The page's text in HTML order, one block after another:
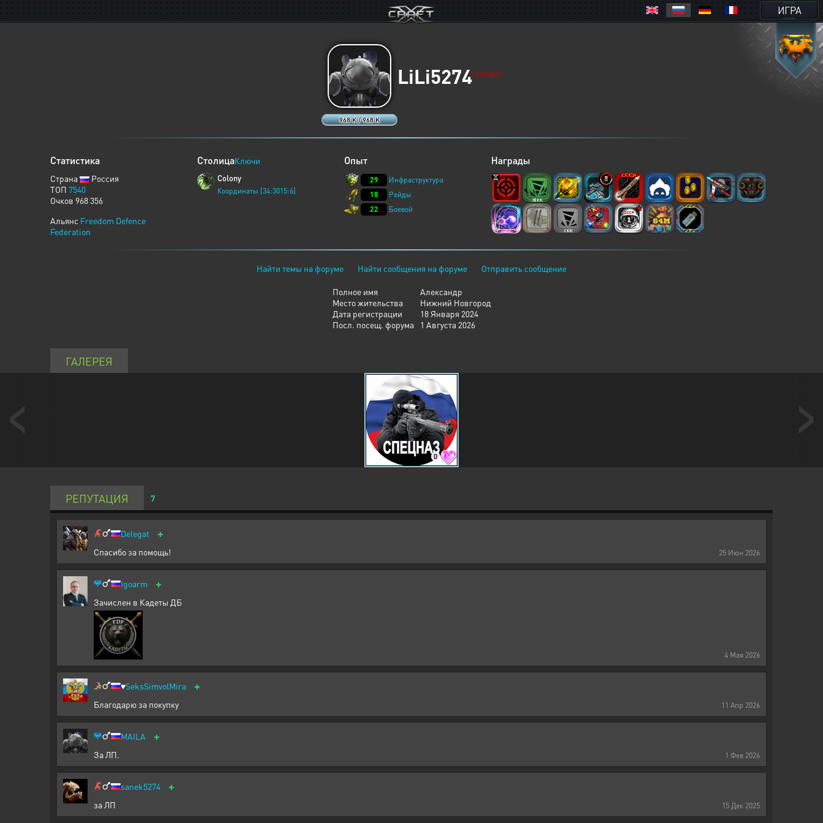
ИГРА
968 K / 968 K
LiLi5274HUMANS
Статистика
Страна
Россия
ТОП 7540
Очков 968 356
Альянс Freedom Defence
Federation
СтолицаКлючи
Colony
Координаты [34:3015:6]
Опыт
29
Инфраструктура
18
Рейды
22
Боевой
Награды
Найти темы на форуме Найти сообщения на форуме Отправить сообщение
Полное имя
Александр
Место жительства
Нижний Новгород
Дата регистрации
18 Января 2024
Посл. посещ. форума
1 Августа 2026
ГАЛЕРЕЯ
0
РЕПУТАЦИЯ 7
25 Июн 2026
Delegat +
Спасибо за помощь!
4 Мая 2026
Igoarm +
Зачислен в Кадеты ДБ
11 Апр 2026
♥️SeksSimvolMira +
Благодарю за покупку
1 Фев 2026
MAILA +
За ЛП.
15 Дек 2025
sanek5274 +
за ЛП